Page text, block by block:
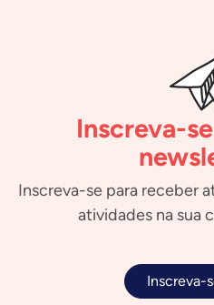
Inscreva-
Inscreva-se para receber
atividades na sua
Inscreva-